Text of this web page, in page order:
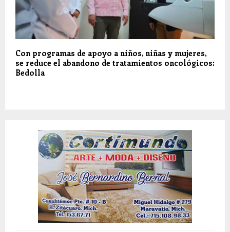
Con programas de apoyo a niños, niñas y mujeres,
se reduce el abandono de tratamientos oncológicos:
Bedolla